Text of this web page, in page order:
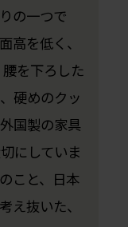
の一つで
高を低く、
を下ろした
硬めのクッ
国製の家具
にしていま
こと、日本
え抜いた、